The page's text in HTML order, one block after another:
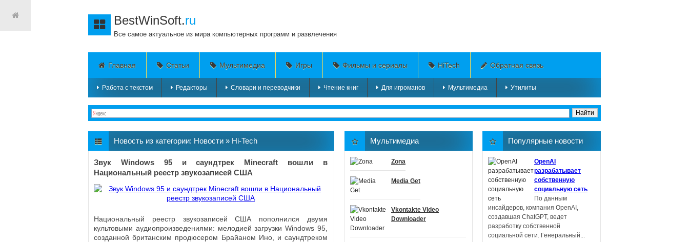
BestWinSoft.ru
Все самое актуальное из мира компьютерных программ и развлечения
Главная Статьи Мультимедиа Игры Фильмы и сериалы HiTech Обратная связь
Работа с текстом Редакторы Словари и переводчики Чтение книг Для игроманов Мультимедиа Утилиты
Новость из категории: Новости » Hi-Tech
Звук Windows 95 и саундтрек Minecraft вошли в
Национальный реестр звукозаписей США
Национальный реестр звукозаписей США пополнился двумя
культовыми аудиопроизведениями: мелодией загрузки Windows 95,
созданной британским продюсером Брайаном Ино, и саундтреком
Мультимедиа
Zona
Media Get
Vkontakte Video
Downloader
Популярные новости
OpenAI
разрабатывает
собственную
социальную сеть
По данным
инсайдеров, компания OpenAI,
создавшая ChatGPT, ведет
разработку собственной
социальной сети. Генеральный...